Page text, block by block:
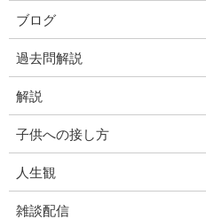
ブログ
過去問解説
解説
子供への接し方
人生観
雑談配信